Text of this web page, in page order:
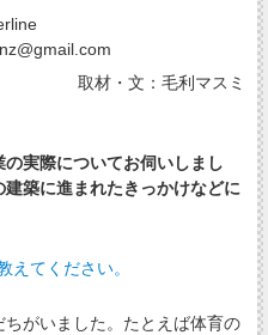
取材・文：毛利マスミ
実際についてお伺いしまし
築に進まれたきっかけなどに
てください。
がいました。たとえば体育の